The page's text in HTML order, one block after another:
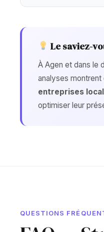
Le saviez-
À Agen et dans le
analyses montrent
entreprises
optimiser leur
QUESTIONS